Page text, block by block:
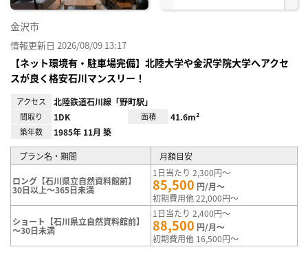
金沢市
情報更新日 2026/08/09 13:17
【ネット環境有・駐車場完備】北陸大学や金沢学院大学へアクセ
スが良く格安石川マンスリー！
アクセス 北陸鉄道石川線「野町駅」
間取り 1DK 面積 41.6m²
築年数 1985年 11月 築
プラン名・期間 月額目安
ロング【石川県立自然資料館前】
30日以上～365日未満
1日当たり 2,300円～
85,500 円/月～
初期費用他 22,000円～
ショート【石川県立自然資料館前】
～30日未満
1日当たり 2,400円～
88,500 円/月～
初期費用他 16,500円～